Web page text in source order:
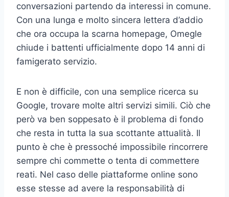
conversazioni partendo da interessi in comune.
Con una lunga e molto sincera lettera d’addio
che ora occupa la scarna homepage, Omegle
chiude i battenti ufficialmente dopo 14 anni di
famigerato servizio.
E non è difficile, con una semplice ricerca su
Google, trovare molte altri servizi simili. Ciò che
però va ben soppesato è il problema di fondo
che resta in tutta la sua scottante attualità. Il
punto è che è pressoché impossibile rincorrere
sempre chi commette o tenta di commettere
reati. Nel caso delle piattaforme online sono
esse stesse ad avere la responsabilità di